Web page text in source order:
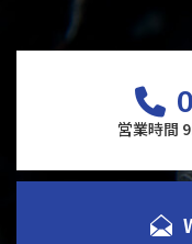
営業時間